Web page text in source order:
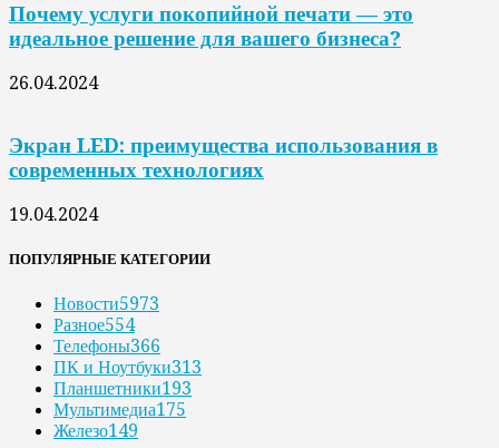
Почему услуги покопийной печати — это
идеальное решение для вашего бизнеса?
26.04.2024
Экран LED: преимущества использования в
современных технологиях
19.04.2024
ПОПУЛЯРНЫЕ КАТЕГОРИИ
Новости5973
Разное554
Телефоны366
ПК и Ноутбуки313
Планшетники193
Мультимедиа175
Железо149